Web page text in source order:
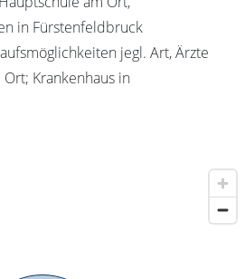
in Fürstenfeldbruck
jegl. Art, Ärzte
Krankenhaus in